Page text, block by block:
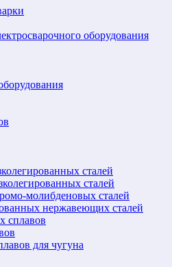
оборудования
сталей
сталей
молибденовых сталей
нержавеющих сталей
сплавов
для чугуна